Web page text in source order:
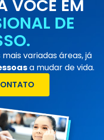
VOCÊ EM
DE
mais variadas áreas, já
a mudar de vida.